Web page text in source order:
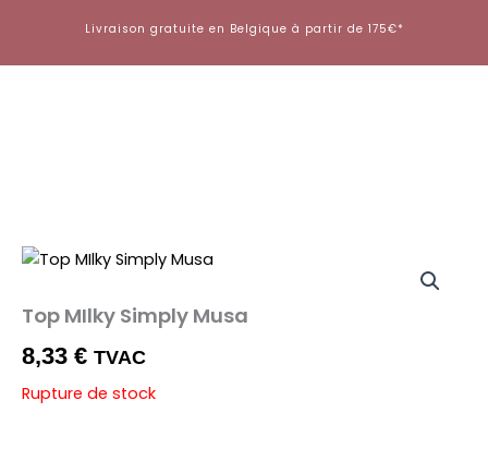
contenu
Livraison gratuite en Belgique à partir de 175€*
Top MIlky Simply Musa
8,33 € TVAC
Rupture de stock